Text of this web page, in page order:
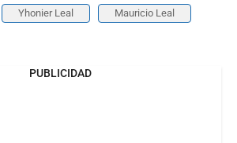
Yhonier Leal Mauricio Leal
PUBLICIDAD